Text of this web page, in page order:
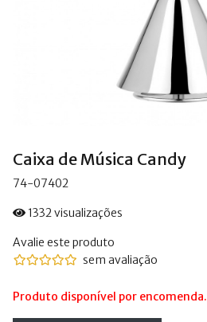
Caixa de Música Candy
74-07402
1332 visualizações
Avalie este produto
sem avaliação
Produto disponível por encomenda.